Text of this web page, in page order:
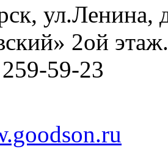
ул.Ленина,
2ой этаж.
59-23